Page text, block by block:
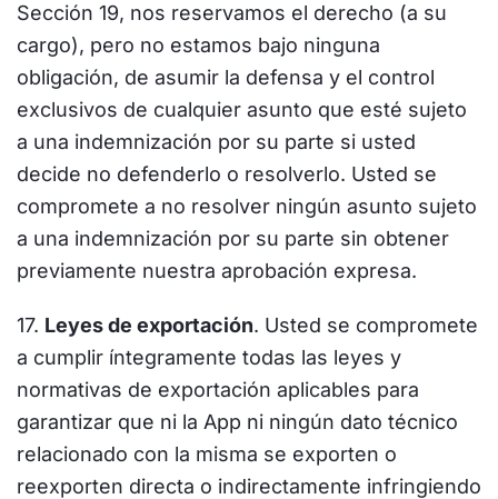
Sección 19, nos reservamos el derecho (a su
cargo), pero no estamos bajo ninguna
obligación, de asumir la defensa y el control
exclusivos de cualquier asunto que esté sujeto
a una indemnización por su parte si usted
decide no defenderlo o resolverlo. Usted se
compromete a no resolver ningún asunto sujeto
a una indemnización por su parte sin obtener
previamente nuestra aprobación expresa.
17. Leyes de exportación. Usted se compromete
a cumplir íntegramente todas las leyes y
normativas de exportación aplicables para
garantizar que ni la App ni ningún dato técnico
relacionado con la misma se exporten o
reexporten directa o indirectamente infringiendo